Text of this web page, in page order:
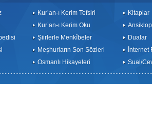
Kur’an-ı Kerim Tefsiri
Kur’an-ı Kerim Oku
Şiirlerle Menkîbeler
Meşhurların Son Sözleri
Osmanlı Hikayeleri
Kitaplar
Dualar
İnternet
Sual/